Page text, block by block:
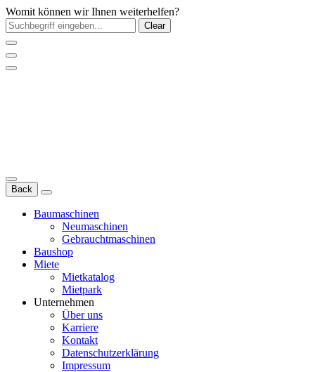
Womit können wir Ihnen weiterhelfen?
Clear
Back
Baumaschinen
Neumaschinen
Gebrauchtmaschinen
Baushop
Miete
Mietkatalog
Mietpark
Unternehmen
Über uns
Karriere
Kontakt
Datenschutzerklärung
Impressum